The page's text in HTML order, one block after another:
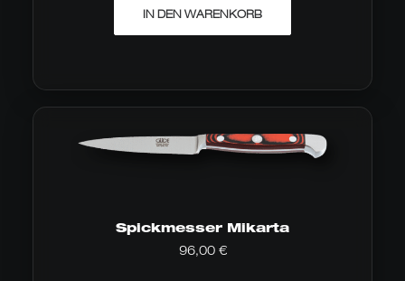
IN DEN WARENKORB
Spickmesser Mikarta
96,00 €